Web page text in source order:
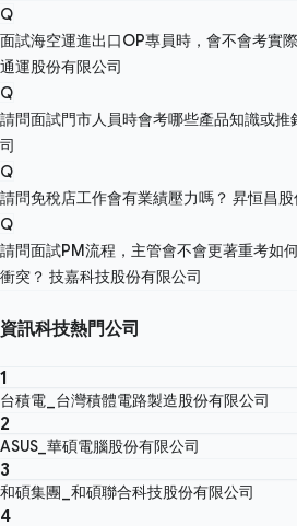
Q
面試海空運進出口OP專員時，會不會考實
通運股份有限公司
Q
請問面試門市人員時會考哪些產品知識或推
司
Q
請問免稅店工作會有業績壓力嗎？ 昇恒昌股
Q
請問面試PM流程，主管會不會更著重考如
衝突？ 技嘉科技股份有限公司
資訊科技熱門公司
1
台積電_台灣積體電路製造股份有限公司
2
ASUS_華碩電腦股份有限公司
3
和碩集團_和碩聯合科技股份有限公司
4